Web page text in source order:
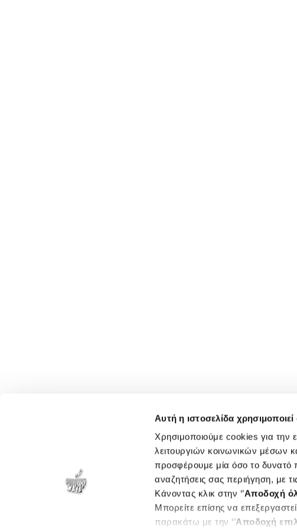
Αυτή η ιστοσελίδα
Χρησιμοποιούμε cookies για την
λειτουργιών κοινωνικών μέσων
προσφέρουμε μία όσο το δυνατό
αναζητήσεις σας περιήγηση, με
Κάνοντας κλικ στην ‘’Αποδοχή
Μπορείτε επίσης να
παρακάτω με την ‘’Αποδοχή